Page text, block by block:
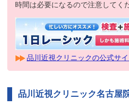
時間は必要になるので注意してく
品川近視クリニックの公式サイ
品川近視クリニック名古屋